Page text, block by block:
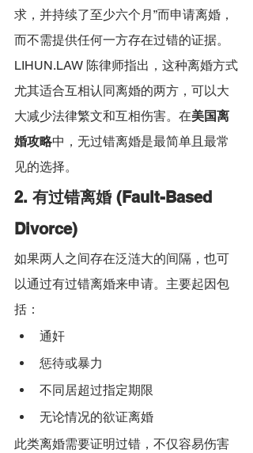
求，并持续了至少六个月”而申请离婚，
而不需提供任何一方存在过错的证据。
LIHUN.LAW 陈律师指出，这种离婚方式
尤其适合互相认同离婚的两方，可以大
大减少法律繁文和互相伤害。在美国离
婚攻略中，无过错离婚是最简单且最常
见的选择。
2. 有过错离婚 (Fault-Based
Divorce)
如果两人之间存在泛涟大的间隔，也可
以通过有过错离婚来申请。主要起因包
括：
通奸
惩待或暴力
不同居超过指定期限
无论情况的欲证离婚
此类离婚需要证明过错，不仅容易伤害